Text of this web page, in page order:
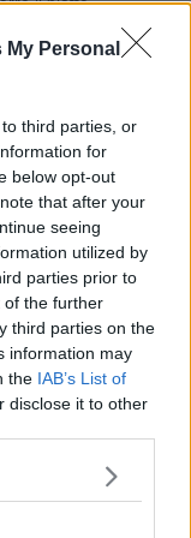
Personal
third parties, or
for
below opt-out
that after your
seeing
utilized by
parties prior to
of the further
third parties on the
information may
the IAB’s List of
disclose it to other
sole del sud al
d'agrumi.
iscriviti alla
gratis tutti i giorni
cocco
al melone e